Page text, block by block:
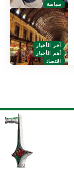
سياسة
آخر الأخبار
أهم الأخبار
اقتصاد